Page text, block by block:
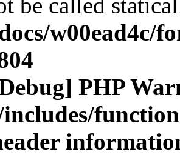
w00ead4c/
PHP